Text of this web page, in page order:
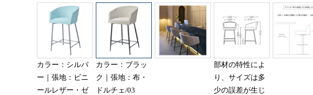
カラー：シルバ
ー｜張地：ビニ
ールレザー・ゼ
カラー：ブラッ
ク｜張地：布・
ドルチェ/03
部材の特性によ
り、サイズは多
少の誤差が生じ